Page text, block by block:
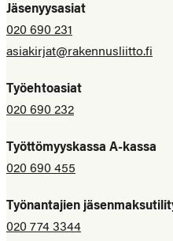
Jäsenyysasiat
020 690 231
asiakirjat@rakennusliitto.fi
Työehtoasiat
020 690 232
Työttömyyskassa A-kassa
020 690 455
Työnantajien
020 774 3344